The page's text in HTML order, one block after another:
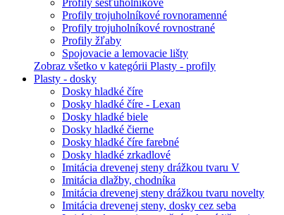
Profily šesťuholníkové
Profily trojuholníkové rovnoramenné
Profily trojuholníkové rovnostrané
Profily žľaby
Spojovacie a lemovacie lišty
Zobraz všetko v kategórii Plasty - profily
Plasty - dosky
Dosky hladké číre
Dosky hladké číre - Lexan
Dosky hladké biele
Dosky hladké čierne
Dosky hladké číre farebné
Dosky hladké zrkadlové
Imitácia drevenej steny drážkou tvaru V
Imitácia dlažby, chodníka
Imitácia drevenej steny drážkou tvaru novelty
Imitácia drevenej steny, dosky cez seba